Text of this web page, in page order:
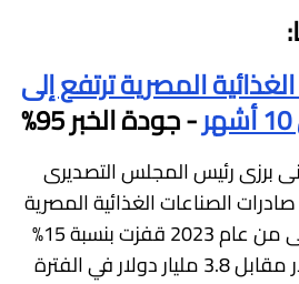
المصرية ترتفع إلى
- جودة الخبر 95%
برزى رئيس المجلس التصديرى
الصناعات الغذائية المصرية
خلال الأشهر الـ10 الأولى من عام 2023 قفزت بنسبة 15%
لتصل إلى 4.3 مليار دولار مقابل 3.8 مليار دولار في الفترة